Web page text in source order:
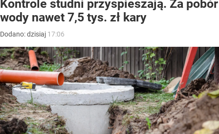
Kontrole studni przyspieszają. Za pobór
wody nawet 7,5 tys. zł kary
Dodano:dzisiaj 17:06